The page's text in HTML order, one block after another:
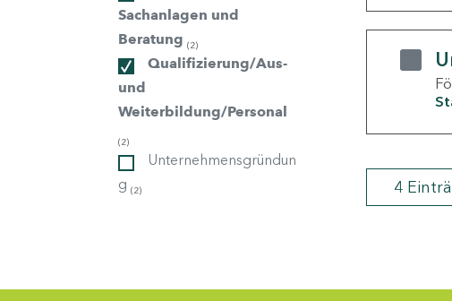
Sachanlagen und
Beratung (2)
Qualifizierung/Aus-
und
Weiterbildung/Personal
(2)
Unternehmensgründun
g (2) 4